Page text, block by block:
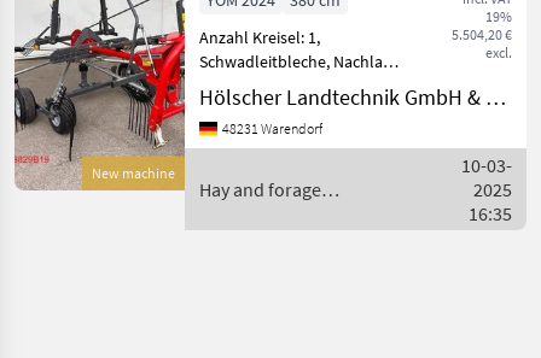
New machine
19%
5.504,20 €
excl.
Anzahl Kreisel: 1,
Schwadleitbleche, Nachlauf,
Stützfuß / -rad, Tandem-
Achse ________ Attached
hay tedder Hay and forage
Hölscher Landtechnik GmbH & Co. KG
48231 Warendorf
Hay and forage
Ferguson
10-03-
2025
16:35